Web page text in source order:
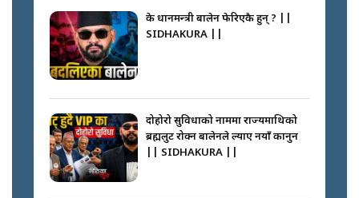
के प्रधानमन्त्री बालेन फेरिएकै हुन् ? ||
SIDHAKURA ||
दोहोरो सुविधाको नाममा राज्यमाथिको
ब्रह्मलुट रोक्न बालेनले ल्याए नयाँ कानुन
|| SIDHAKURA ||